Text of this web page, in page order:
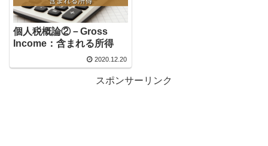
個人税概論②－Gross
Income：含まれる所得
2020.12.20
スポンサーリンク